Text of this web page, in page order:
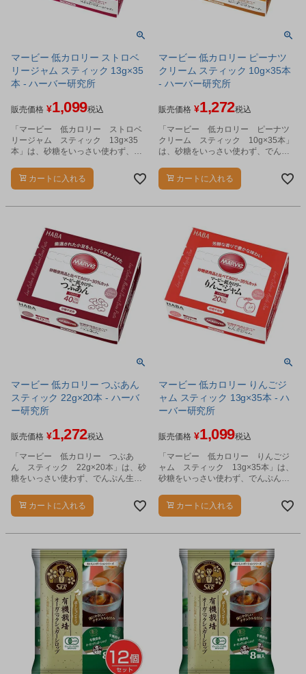
マービー 低カロリー ストロベ
リージャム スティック 13g×35
本 - ハーバー研究所
販売価格 ¥1,099税込
「マービー 低カロリー ストロベ
リージャム スティック 13g×35
本」は、砂糖をいっさい使わず、で
けで仕上げたジャムです。
カートに入れる
マービー 低カロリー ピーナツ
クリーム スティック 10g×35本
- ハーバー研究所
販売価格 ¥1,272税込
「マービー 低カロリー ピーナツ
クリーム スティック 10g×35本」
は、砂糖をいっさい使わず、でんぷ
仕上げました。
カートに入れる
マービー 低カロリー つぶあん
スティック 22g×20本 - ハーバ
ー研究所
販売価格 ¥1,272税込
「マービー 低カロリー つぶあ
ん スティック 22g×20本」は、砂
糖をいっさい使わず、でんぷん生ま
ました。
カートに入れる
マービー 低カロリー りんごジ
ャム スティック 13g×35本 - ハ
ーバー研究所
販売価格 ¥1,099税込
「マービー 低カロリー りんごジ
ャム スティック 13g×35本」は、
砂糖をいっさい使わず、でんぷん生
げたジャムです。
カートに入れる